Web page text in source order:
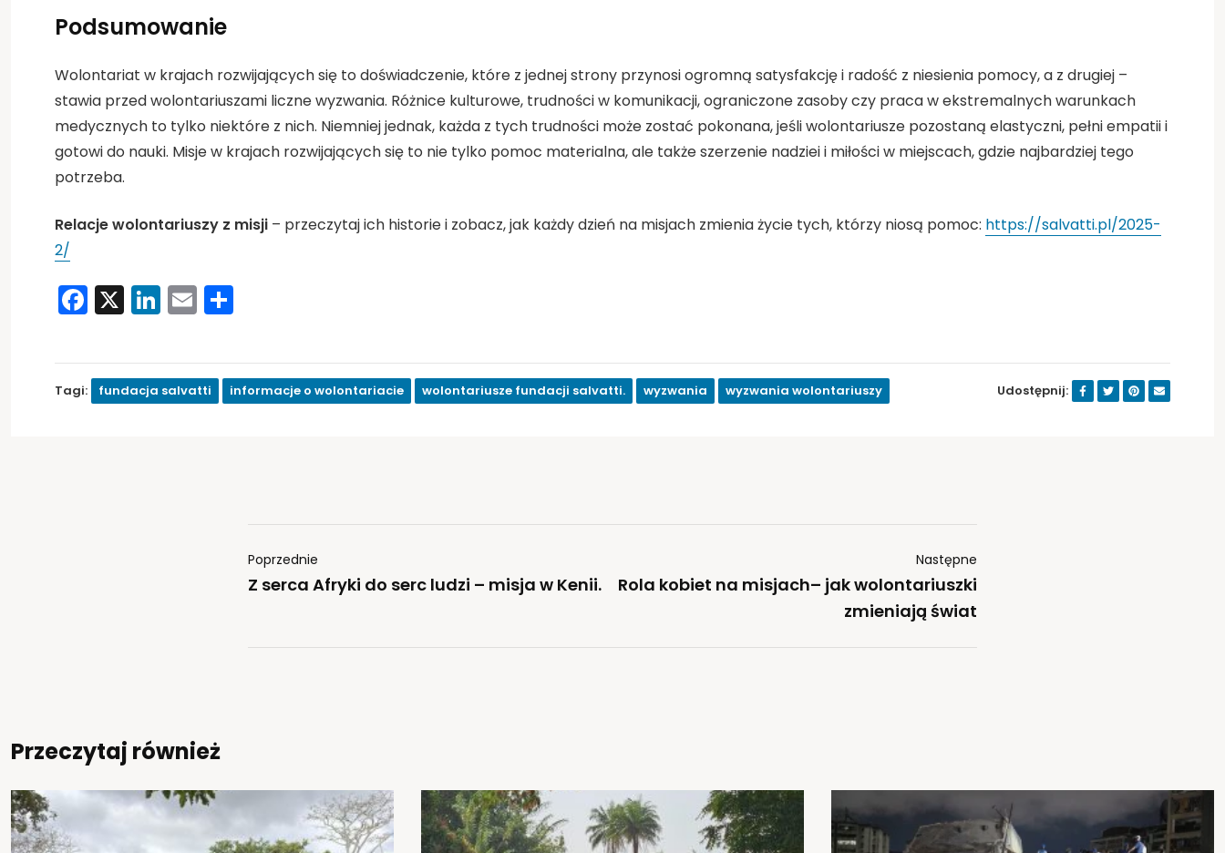
Podsumowanie
Wolontariat w krajach rozwijających się to doświadczenie, które z jednej strony przynosi ogromną satysfakcję i radość z niesienia pomocy, a z drugiej –
stawia przed wolontariuszami liczne wyzwania. Różnice kulturowe, trudności w komunikacji, ograniczone zasoby czy praca w ekstremalnych warunkach
medycznych to tylko niektóre z nich. Niemniej jednak, każda z tych trudności może zostać pokonana, jeśli wolontariusze pozostaną elastyczni, pełni empatii i
gotowi do nauki. Misje w krajach rozwijających się to nie tylko pomoc materialna, ale także szerzenie nadziei i miłości w miejscach, gdzie najbardziej tego
potrzeba.
Relacje wolontariuszy z misji – przeczytaj ich historie i zobacz, jak każdy dzień na misjach zmienia życie tych, którzy niosą pomoc: https://salvatti.pl/2025-
2/
Facebook
X LinkedIn
Email
Tagi: fundacja salvatti informacje o wolontariacie wolontariusze fundacji salvatti. wyzwania wyzwania wolontariuszy Udostępnij:
Poprzednie
Z serca Afryki do serc ludzi – misja w Kenii.
Następne
Rola kobiet na misjach– jak wolontariuszki
zmieniają świat
Przeczytaj również